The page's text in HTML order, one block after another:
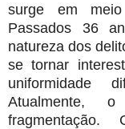
surge em
Passados 36
natureza dos
se tornar
uniformidade
Atualmente,